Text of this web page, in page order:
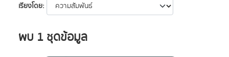
เรียงโดย
พบ 1 ชุดข้อมูล